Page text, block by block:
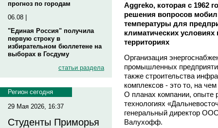
прогноз по городам
06.08 |
"Единая Россия" получила
первую строку в
избирательном бюллетене на
выборах в Госдуму
статьи раздела
Регион сегодня
29 Мая 2026, 16:37
Студенты Приморья
Aggreko, которая с 1962
решения вопросов
температуры для
климатических
территориях
Организация
промышленных
также строительства
комплексов - это то, на
О планах компании, опыте
технологиях
генеральный директор
Валухофф.